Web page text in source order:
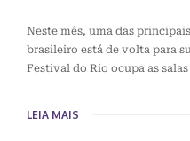
Neste mês, uma das
brasileiro está de volta para
Festival do Rio ocupa as
LEIA MAIS